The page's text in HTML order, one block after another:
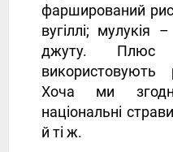
фарширований
вугіллі;
джуту. Плюс
Хоча ми
національні
й ті ж.